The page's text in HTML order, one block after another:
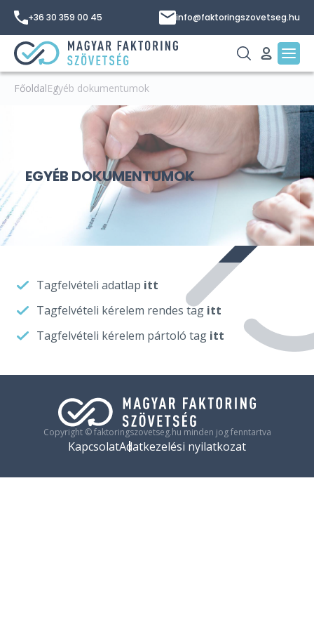
+36 30 359 00 45 info@faktoringszovetseg.hu
FőoldalEgyéb dokumentumok
EGYÉB DOKUMENTUMOK
Tagfelvételi adatlap itt
Tagfelvételi kérelem rendes tag itt
Tagfelvételi kérelem pártoló tag itt
Copyright © faktoringszovetseg.hu minden jog fenntartva
KapcsolatAdatkezelési nyilatkozat